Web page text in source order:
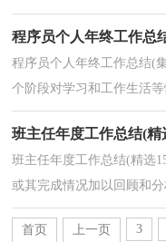
总结有利于我们学习和工
程序员个人年终工作总
程序员个人年终工作总结(
个阶段对学习和工作生活
可以有效锻炼我们的语言
班主任年度工作总结(精
班主任年度工作总结(精选
或其完成情况加以回顾和
工作方向，少走弯路，少
首页
上一页 3